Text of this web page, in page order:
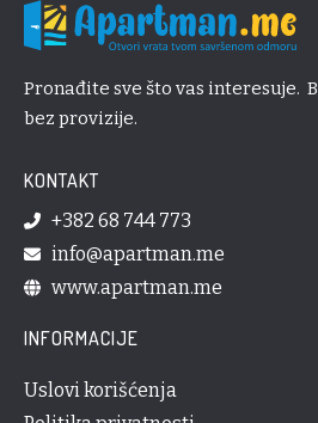
Pronađite sve što vas interesuje.
bez provizije.
KONTAKT
+382 68 744 773
info@apartman.me
www.apartman.me
INFORMACIJE
Uslovi korišćenja